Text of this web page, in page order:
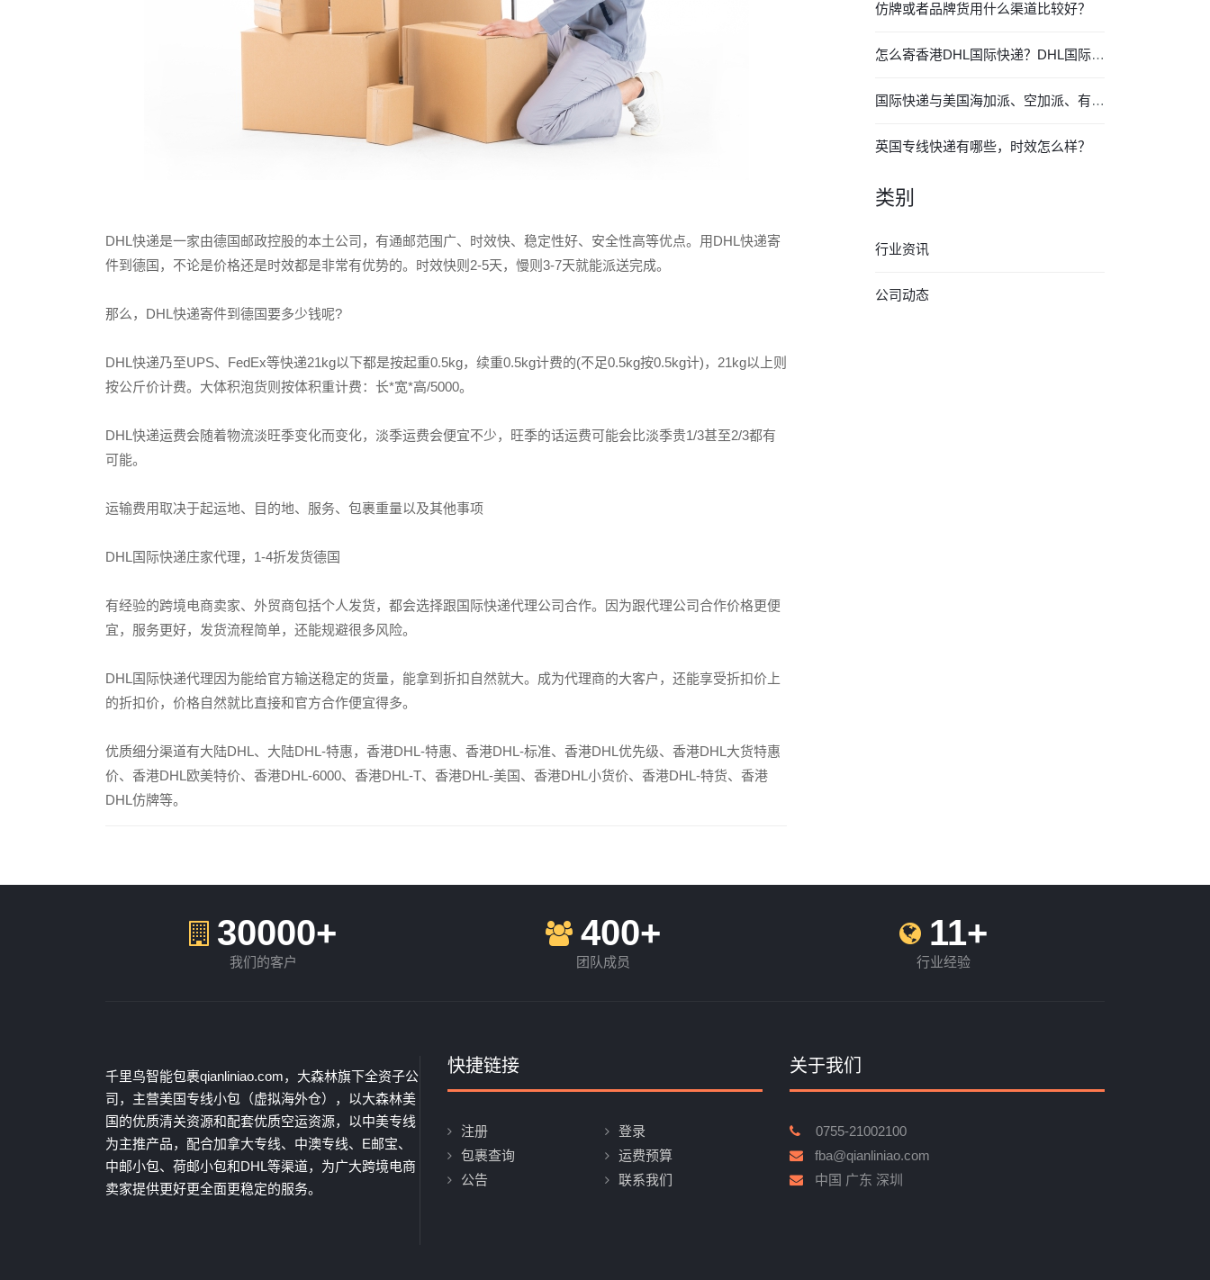
DHL快递是一家由德国邮政控股的本土公司，有通邮范围广、时效快、稳定性好、安全性高等优点。用DHL快递寄
件到德国，不论是价格还是时效都是非常有优势的。时效快则2-5天，慢则3-7天就能派送完成。
那么，DHL快递寄件到德国要多少钱呢?
DHL快递乃至UPS、FedEx等快递21kg以下都是按起重0.5kg，续重0.5kg计费的(不足0.5kg按0.5kg计)，21kg以上则
按公斤价计费。大体积泡货则按体积重计费：长*宽*高/5000。
DHL快递运费会随着物流淡旺季变化而变化，淡季运费会便宜不少，旺季的话运费可能会比淡季贵1/3甚至2/3都有
可能。
运输费用取决于起运地、目的地、服务、包裹重量以及其他事项
DHL国际快递庄家代理，1-4折发货德国
有经验的跨境电商卖家、外贸商包括个人发货，都会选择跟国际快递代理公司合作。因为跟代理公司合作价格更便
宜，服务更好，发货流程简单，还能规避很多风险。
DHL国际快递代理因为能给官方输送稳定的货量，能拿到折扣自然就大。成为代理商的大客户，还能享受折扣价上
的折扣价，价格自然就比直接和官方合作便宜得多。
优质细分渠道有大陆DHL、大陆DHL-特惠，香港DHL-特惠、香港DHL-标准、香港DHL优先级、香港DHL大货特惠
价、香港DHL欧美特价、香港DHL-6000、香港DHL-T、香港DHL-美国、香港DHL小货价、香港DHL-特货、香港
DHL仿牌等。
仿牌或者品牌货用什么渠道比较好？
怎么寄香港DHL国际快递？DHL国际快递价格时效查询
国际快递与美国海加派、空加派、有什么区别？
英国专线快递有哪些，时效怎么样？
类别
行业资讯
公司动态
30000+
我们的客户
400+
团队成员
11+
行业经验
千里鸟智能包裹qianliniao.com，大森林旗下全资子公
司，主营美国专线小包（虚拟海外仓），以大森林美
国的优质清关资源和配套优质空运资源，以中美专线
为主推产品，配合加拿大专线、中澳专线、E邮宝、
中邮小包、荷邮小包和DHL等渠道，为广大跨境电商
卖家提供更好更全面更稳定的服务。
快捷链接
注册
登录
包裹查询
运费预算
公告
联系我们
关于我们
0755-21002100
fba@qianliniao.com
中国 广东 深圳